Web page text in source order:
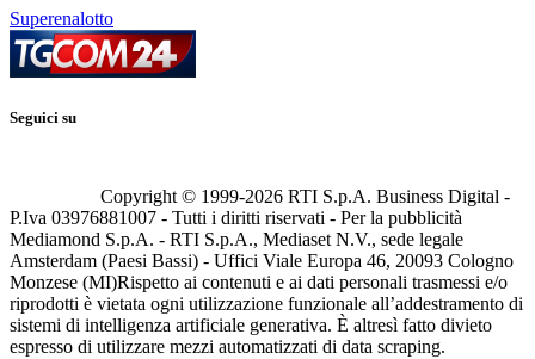
Superenalotto
Seguici su
Copyright © 1999-2026 RTI S.p.A. Business Digital -
P.Iva 03976881007 - Tutti i diritti riservati - Per la pubblicità
Mediamond S.p.A. - RTI S.p.A., Mediaset N.V., sede legale
Amsterdam (Paesi Bassi) - Uffici Viale Europa 46, 20093 Cologno
Monzese (MI)Rispetto ai contenuti e ai dati personali trasmessi e/o
riprodotti è vietata ogni utilizzazione funzionale all’addestramento di
sistemi di intelligenza artificiale generativa. È altresì fatto divieto
espresso di utilizzare mezzi automatizzati di data scraping.